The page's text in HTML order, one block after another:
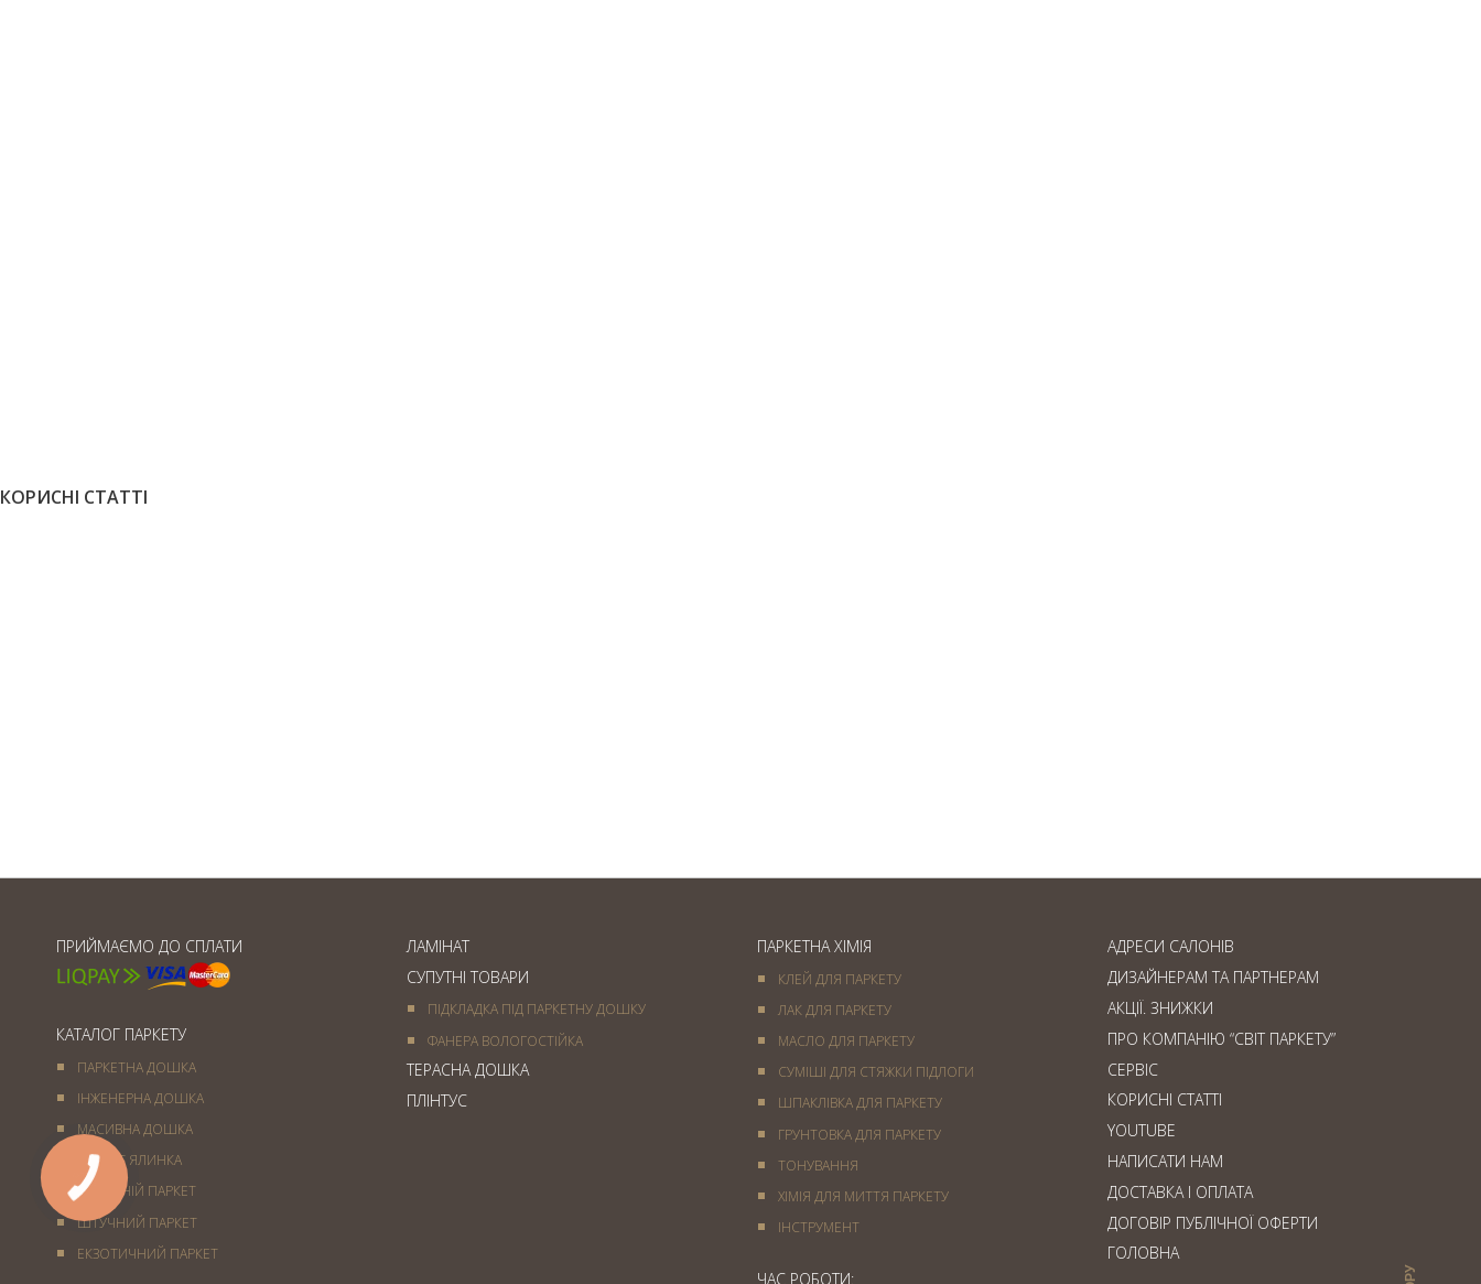
КОРИСНІ СТАТТІ
ПРИЙМАЄМО ДО СПЛАТИ
КАТАЛОГ ПАРКЕТУ
ПАРКЕТНА ДОШКА
ІНЖЕНЕРНА ДОШКА
МАСИВНА ДОШКА
ПАРКЕТ ЯЛИНКА
ХУДОЖНІЙ ПАРКЕТ
ШТУЧНИЙ ПАРКЕТ
ЕКЗОТИЧНИЙ ПАРКЕТ
ЛАМІНАТ
СУПУТНІ ТОВАРИ
ПІДКЛАДКА ПІД ПАРКЕТНУ ДОШКУ
ФАНЕРА ВОЛОГОСТІЙКА
ТЕРАСНА ДОШКА
ПЛІНТУС
ПАРКЕТНА ХІМІЯ
КЛЕЙ ДЛЯ ПАРКЕТУ
ЛАК ДЛЯ ПАРКЕТУ
МАСЛО ДЛЯ ПАРКЕТУ
СУМІШІ ДЛЯ СТЯЖКИ ПІДЛОГИ
ШПАКЛІВКА ДЛЯ ПАРКЕТУ
ГРУНТОВКА ДЛЯ ПАРКЕТУ
ТОНУВАННЯ
ХІМІЯ ДЛЯ МИТТЯ ПАРКЕТУ
IНСТРУМЕНТ
ЧАС РОБОТИ:
АДРЕСИ САЛОНІВ
ДИЗАЙНЕРАМ ТА ПАРТНЕРАМ
АКЦІЇ. ЗНИЖКИ
ПРО КОМПАНІЮ “СВІТ ПАРКЕТУ”
СЕРВІС
КОРИСНІ СТАТТІ
YOUTUBE
НАПИСАТИ НАМ
ДОСТАВКА І ОПЛАТА
ДОГОВІР ПУБЛІЧНОЇ ОФЕРТИ
ГОЛОВНА